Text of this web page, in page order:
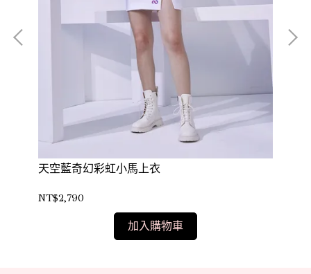
天空藍奇幻彩虹小馬上衣
NT$2,790
加入購物車